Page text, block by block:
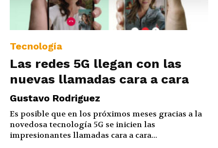
Tecnología
Las redes 5G llegan con las
nuevas llamadas cara a cara
Gustavo Rodriguez
Es posible que en los próximos meses gracias a la
novedosa tecnología 5G se inicien las
impresionantes llamadas cara a cara...